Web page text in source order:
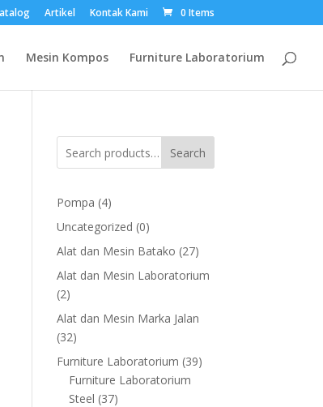
Artikel Kontak Kami 0 Items
Mesin Kompos Furniture Laboratorium
Search
Pompa 44
products
Uncategorized 00
products
Alat dan Mesin Batako 2727
Alat dan Mesin Laboratorium
22
products
Alat dan Mesin Marka Jalan
3232
products
Furniture Laboratorium 3939
Furniture Laboratorium
Steel 3737